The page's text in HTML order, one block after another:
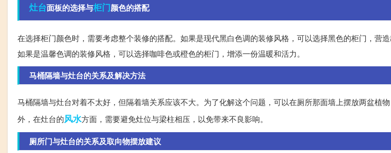
灶台面板的选择与柜门颜色的搭配
在选择柜门颜色时，需要考虑整个装修的搭配。如果是现代黑白色调的装修风格，可以选择黑色的柜门，营造
如果是温馨色调的装修风格，可以选择咖啡色或橙色的柜门，增添一份温暖和活力。
马桶隔墙与灶台的关系及解决方法
马桶隔墙与灶台对着不太好，但隔着墙关系应该不大。为了化解这个问题，可以在厕所那面墙上摆放两盆植
外，在灶台的风水方面，需要避免灶位与梁柱相压，以免带来不良影响。
厕所门与灶台的关系及取向物摆放建议